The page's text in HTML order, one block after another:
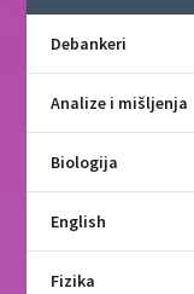
Debankeri
Analize i mišljenja
Biologija
English
Fizika